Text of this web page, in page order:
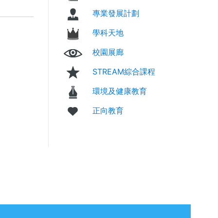
專業發展計劃
學科天地
校園展廊
STREAM綜合課程
環境及健康教育
正向教育